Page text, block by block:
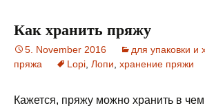
Как хранить пряжу
5. November 2016 для упаковки и
пряжа
Lopi Лопи хранение пряжи
Кажется, пряжу можно хранить в